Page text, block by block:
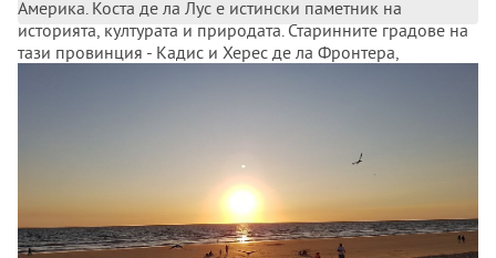
Америка. Коста де ла Лус е истински паметник на
историята, културата и природата. Старинните градове на
тази провинция - Кадис и Херес де ла Фронтера,